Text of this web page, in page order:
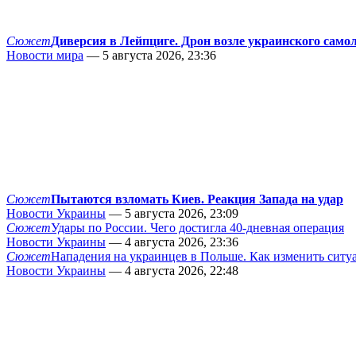
СюжетДиверсия в Лейпциге. Дрон возле украинского
Новости мира — 5 августа 2026, 23:36
СюжетПытаются взломать Киев. Реакция Запада на удар
Новости Украины — 5 августа 2026, 23:09
СюжетУдары по России. Чего достигла 40-дневная операция
Новости Украины — 4 августа 2026, 23:36
СюжетНападения на украинцев в Польше. Как изменить
Новости Украины — 4 августа 2026, 22:48